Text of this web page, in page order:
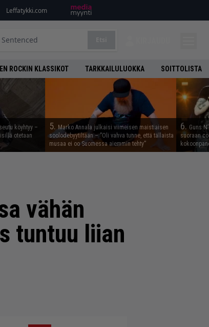
Leffatykki.com
ROCKIN KLASSIKOT TARKKAILULUOKKA SOITTOLISTA
köyhtyy –
otetaan
5. Marko Annala julkaisi viimeisen maistiaisen
soolodebyytiltään – ”Oli vahva tunne, että tällaista
musaa ei oo Suomessa aiemmin tehty”
6. Guns
suoraan
vähän
tuntuu liian